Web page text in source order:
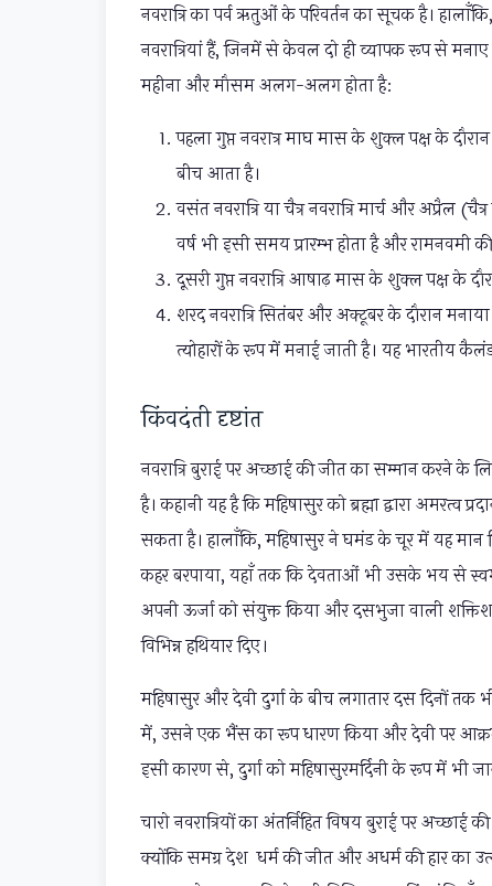
नवरात्रि का पर्व ऋतुओं के परिवर्तन का सूचक है।
नवरात्रियां हैं, जिनमें से केवल दो ही व्यापक रूप से मनाए
महीना और मौसम अलग-अलग होता है:
पहला गुप्त नवरात्र माघ मास के शुक्ल पक्ष के
बीच आता है।
वसंत नवरात्रि या चैत्र नवरात्रि मार्च और अप्रैल
वर्ष भी इसी समय प्रारम्भ होता है और रामनवमी
दूसरी गुप्त नवरात्रि आषाढ़ मास के शुक्ल पक्ष के
शरद नवरात्रि सितंबर और अक्टूबर के दौरान
त्योहारों के रूप में मनाई जाती है। यह भारतीय
किंवदंती दृष्टांत
नवरात्रि बुराई पर अच्छाई की जीत का सम्मान करने के
है। कहानी यह है कि महिषासुर को ब्रह्मा द्वारा अमरत्व
सकता है। हालाँकि, महिषासुर ने घमंड के चूर में यह
कहर बरपाया, यहाँ तक कि देवताओं भी उसके भय से
अपनी ऊर्जा को संयुक्त किया और दसभुजा वाली
विभिन्न हथियार दिए।
महिषासुर और देवी दुर्गा के बीच लगातार दस दिनों
में, उसने एक भैंस का रूप धारण किया और देवी पर
इसी कारण से, दुर्गा को महिषासुरमर्दिनी के रूप में भी
चारो नवरात्रियों का अंतर्निहित विषय बुराई पर
क्योंकि समग्र देश धर्म की जीत और अधर्म की हार का